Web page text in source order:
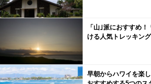
「山｣派におすすめ
ける人気トレッキン
早朝からハワイを楽